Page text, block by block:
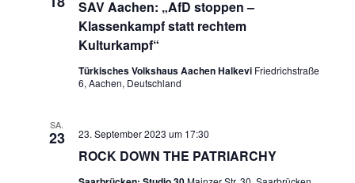
S
n
h
SAV Aachen: „AfD stoppen –
Klassenkampf statt rechtem
Kulturkampf“
Türkisches Volkshaus Aachen Halkevi Friedrichstraße
6, Aachen, Deutschland
SA.
23
ROCK DOWN THE PATRIARCHY
23. September 2023 um 17:30